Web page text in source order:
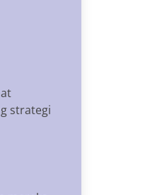
strategi